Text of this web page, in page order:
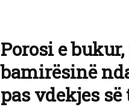
Porosi e
bamirësinë
pas vdekjes